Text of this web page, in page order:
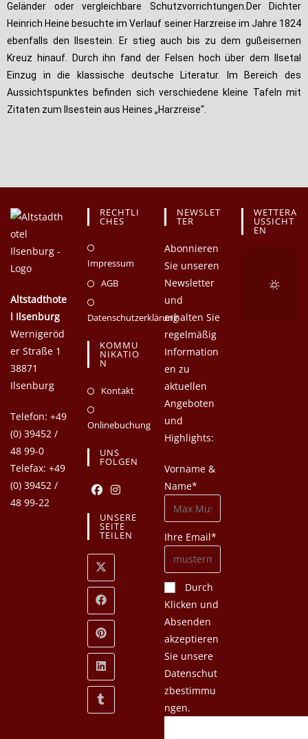
Geländer oder vergleichbare Schutzvorrichtungen.Der Dichter
Heinrich Heine besuchte im Verlauf seiner Harzreise im Jahre 1824
ebenfalls den Ilsestein. Er stieg auch bis zu dem gußeisernen
Kreuz hinauf. Durch ihn fand der Felsen hoch über dem Ilsetal
Einzug in die klassische deutsche Literatur. Im Bereich des
Aussichtspunktes befinden sich verschiedene kleine Tafeln mit
Zitaten zum Ilsestein aus Heines „Harzreise“.
Altstadthote
l Ilsenburg
Wernigeröd
er Straße 1
38871
Ilsenburg
Telefon: +49
(0) 39452 /
48 99-0
Telefax: +49
(0) 39452 /
48 99-22
RECHTLI
CHES
Impressum
AGB
Datenschutzerklärung
KOMMU
NIKATIO
N
Kontakt
Onlinebuchung
UNS
FOLGEN
UNSERE
SEITE
TEILEN
NEWSLET
TER
Abonnieren
Sie unseren
Newsletter
und
erhalten Sie
regelmäßig
Information
en zu
aktuellen
Angeboten
und
Highlights:
Vorname &
Name*
Ihre Email*
Durch
Klicken und
Absenden
akzeptieren
Sie unsere
Datenschut
zbestimmu
ngen.
WETTERA
USSICHT
EN